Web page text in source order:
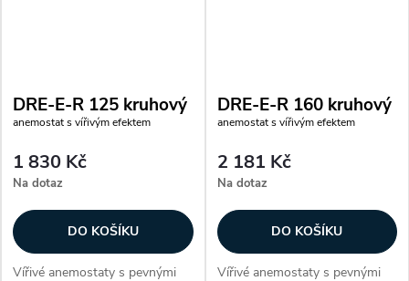
DRE-E-R 125 kruhový
anemostat s vířivým efektem
1 830 Kč
Na dotaz
DO KOŠÍKU
Vířivé anemostaty s pevnými
DRE-E-R 160 kruhový
anemostat s vířivým efektem
2 181 Kč
Na dotaz
DO KOŠÍKU
Vířivé anemostaty s pevnými